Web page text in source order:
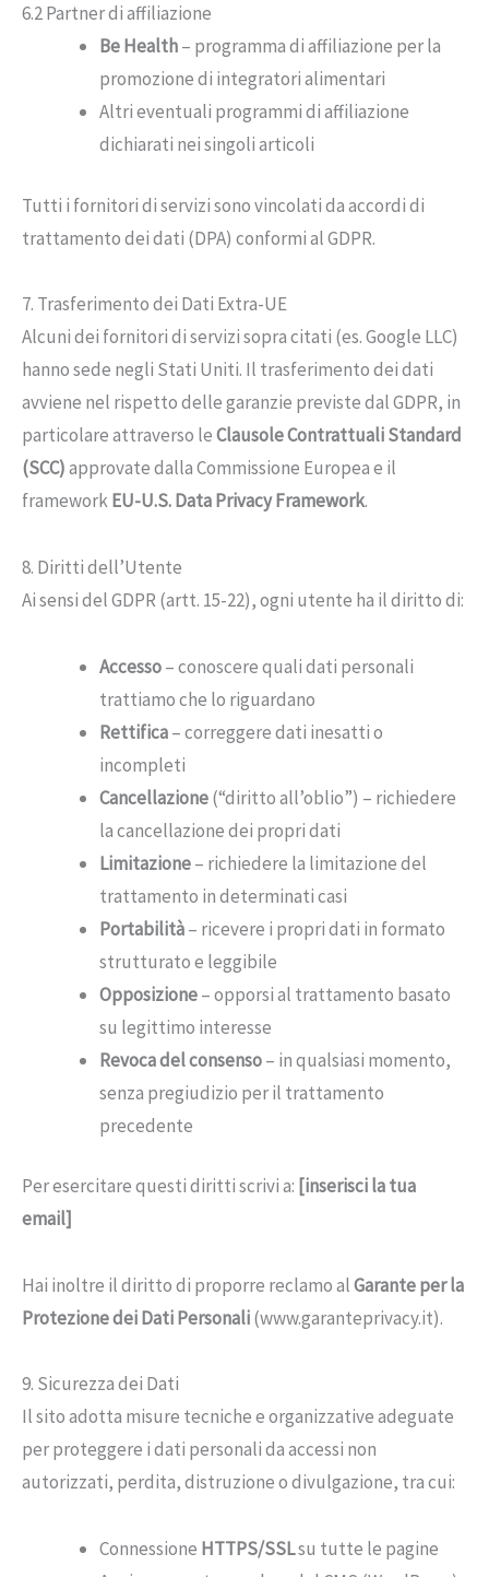
6.2 Partner di affiliazione
Be Health– programma di affiliazione per la
promozione di integratori alimentari
Altri eventuali programmi di affiliazione
dichiarati nei singoli articoli
Tutti i fornitori di servizi sono vincolati da accordi di
trattamento dei dati (DPA) conformi al GDPR.
7. Trasferimento dei Dati Extra-UE
Alcuni dei fornitori di servizi sopra citati (es. Google LLC)
hanno sede negli Stati Uniti. Il trasferimento dei dati
avviene nel rispetto delle garanzie previste dal GDPR, in
particolare attraverso leClausole Contrattuali Standard
(SCC)approvate dalla Commissione Europea e il
frameworkEU-U.S. Data Privacy Framework.
8. Diritti dell’Utente
Ai sensi del GDPR (artt. 15-22), ogni utente ha il diritto di:
Accesso– conoscere quali dati personali
trattiamo che lo riguardano
Rettifica– correggere dati inesatti o
incompleti
Cancellazione(“diritto all’oblio”) – richiedere
la cancellazione dei propri dati
Limitazione– richiedere la limitazione del
trattamento in determinati casi
Portabilità– ricevere i propri dati in formato
strutturato e leggibile
Opposizione– opporsi al trattamento basato
su legittimo interesse
Revoca del consenso– in qualsiasi momento,
senza pregiudizio per il trattamento
precedente
Per esercitare questi diritti scrivi a: [inserisci la tua
email]
Hai inoltre il diritto di proporre reclamo alGarante per la
Protezione dei Dati Personali(www.garanteprivacy.it).
9. Sicurezza dei Dati
Il sito adotta misure tecniche e organizzative adeguate
per proteggere i dati personali da accessi non
autorizzati, perdita, distruzione o divulgazione, tra cui:
Connessione HTTPS/SSLsu tutte le pagine